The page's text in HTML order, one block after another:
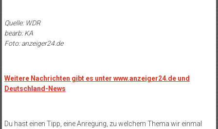
Quelle: WDR
bearb: KA
Foto: anzeiger24.de
Weitere Nachrichten gibt es unter www.anzeiger24.de und
Deutschland-News
Du hast einen Tipp, eine Anregung, zu welchem Thema wir einmal